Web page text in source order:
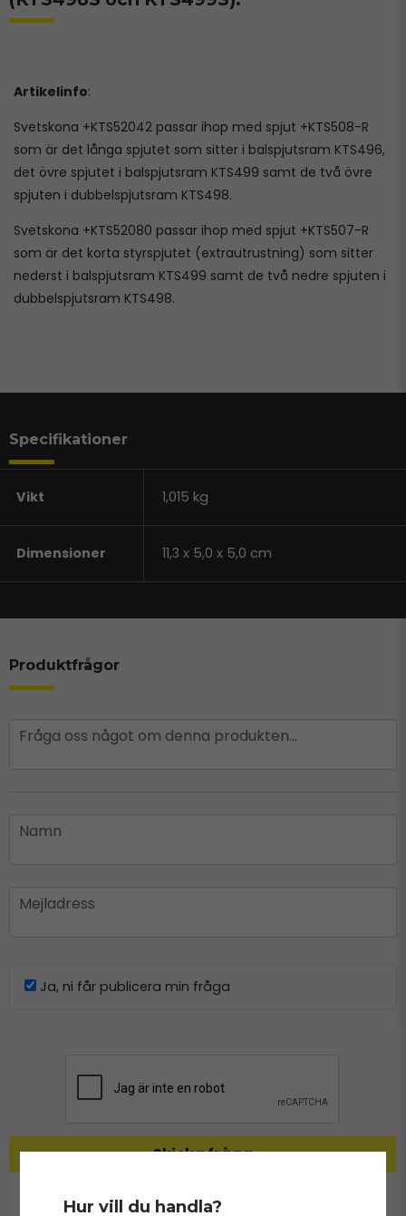
Artikelinfo:
Svetskona +KTS52042 passar ihop med spjut +KTS508-R
som är det långa spjutet som sitter i balspjutsram KTS496,
det övre spjutet i balspjutsram KTS499 samt de två övre
spjuten i dubbelspjutsram KTS498.
Svetskona +KTS52080 passar ihop med spjut +KTS507-R
som är det korta styrspjutet (extrautrustning) som sitter
nederst i balspjutsram KTS499 samt de två nedre spjuten i
dubbelspjutsram KTS498.
Specifikationer
Vikt 1,015 kg
Dimensioner 11,3 x 5,0 x 5,0 cm
Produktfrågor
question
Fråga oss något om denna produkten...
name
Namn
email
Mejladress
Ja, ni får publicera min fråga
Skicka fråga
Hur vill du handla?